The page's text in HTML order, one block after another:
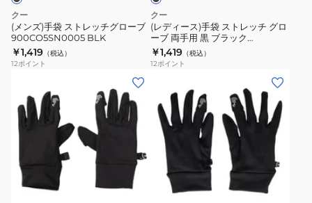
チ
グ
ロ
ー
900CO5SN0005
BLK
クー
(メンズ)手袋 ストレッチグローブ
900CO5SN0005 BLK
￥1,419 （税込）
12ポイント
レ
ッ
チ
グ
ブ
両
クー
(レディース)手袋 ストレッチ グロ
ーブ 両手用 黒 ブラック
901CO5SN0006 BLK 防寒 あっ
たか スマホ操作 指だし
￥1,419 （税込）
12ポイント
ズ)
手
ジ
ズ)GERMANIUM
ラ